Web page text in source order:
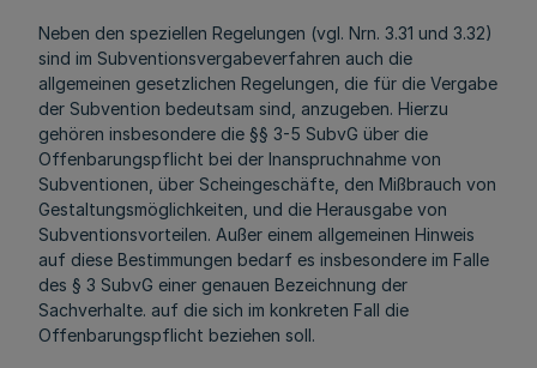
Neben den speziellen Regelungen (vgl. Nrn. 3.31 und 3.32)
sind im Subventionsvergabeverfahren auch die
allgemeinen gesetzlichen Regelungen, die für die Vergabe
der Subvention bedeutsam sind, anzugeben. Hierzu
gehören insbesondere die §§ 3-5 SubvG über die
Offenbarungspflicht bei der Inanspruchnahme von
Subventionen, über Scheingeschäfte, den Mißbrauch von
Gestaltungsmöglichkeiten, und die Herausgabe von
Subventionsvorteilen. Außer einem allgemeinen Hinweis
auf diese Bestimmungen bedarf es insbesondere im Falle
des § 3 SubvG einer genauen Bezeichnung der
Sachverhalte. auf die sich im konkreten Fall die
Offenbarungspflicht beziehen soll.